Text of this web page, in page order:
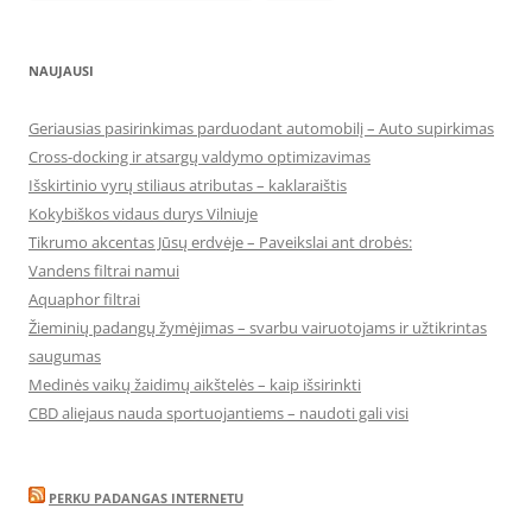
NAUJAUSI
Geriausias pasirinkimas parduodant automobilį – Auto supirkimas
Cross-docking ir atsargų valdymo optimizavimas
Išskirtinio vyrų stiliaus atributas – kaklaraištis
Kokybiškos vidaus durys Vilniuje
Tikrumo akcentas Jūsų erdvėje – Paveikslai ant drobės:
Vandens filtrai namui
Aquaphor filtrai
Žieminių padangų žymėjimas – svarbu vairuotojams ir užtikrintas
saugumas
Medinės vaikų žaidimų aikštelės – kaip išsirinkti
CBD aliejaus nauda sportuojantiems – naudoti gali visi
PERKU PADANGAS INTERNETU